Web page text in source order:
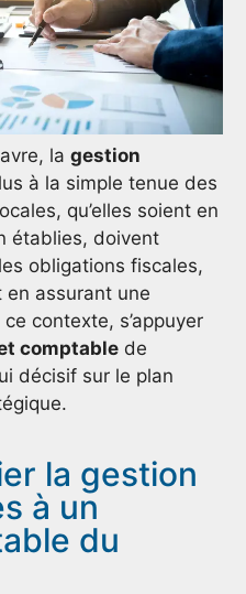
la gestion
à la simple tenue des
qu’elles soient en
établies, doivent
obligations fiscales,
assurant une
contexte, s’appuyer
comptable de
décisif sur le plan
la gestion
à un
du